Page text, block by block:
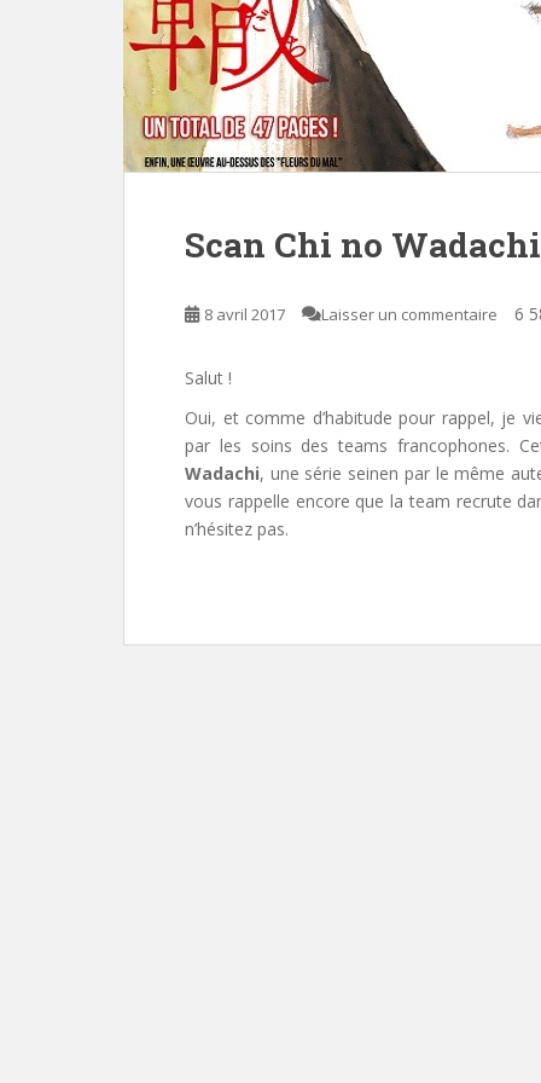
Scan Chi no Wadachi
8 avril 2017 Laisser un commentaire 6
Salut !
Oui, et comme d’habitude pour rappel, je
par les soins des teams francophones.
Wadachi, une série seinen par le même
vous rappelle encore que la team recrute
n’hésitez pas.